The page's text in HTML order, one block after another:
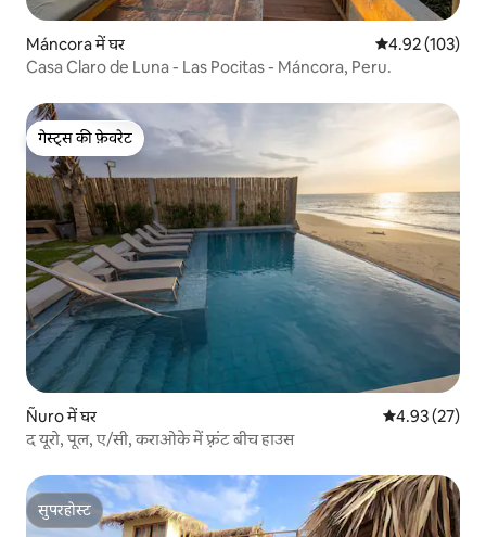
Máncora में घर औसत रेटिंग 5 में से
4.92 (103)
Casa Claro de Luna - Las Pocitas - Máncora, Peru.
गेस्ट्स की फ़ेवरेट
गेस्ट्स की फ़ेवरेट
Ñuro में घर औसत रेटिंग 5 में
4.93 (27)
द यूरो, पूल, ए/सी, कराओके में फ़्रंट बीच हाउस
सुपरहोस्ट
सुपरहोस्ट